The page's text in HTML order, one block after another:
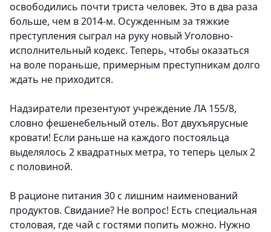
освободились почти триста человек. Это в два раза
больше, чем в 2014-м. Осужденным за тяжкие
преступления сыграл на руку новый Уголовно-
исполнительный кодекс. Теперь, чтобы оказаться
на воле пораньше, примерным преступникам долго
ждать не приходится.
Надзиратели презентуют учреждение ЛА 155/8,
словно фешенебельный отель. Вот двухъярусные
кровати! Если раньше на каждого постояльца
выделялось 2 квадратных метра, то теперь целых 2
с половиной.
В рационе питания 30 с лишним наименований
продуктов. Свидание? Не вопрос! Есть специальная
столовая, где чай с гостями попить можно. Нужно